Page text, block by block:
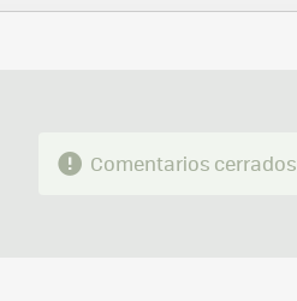
FACEBOOK
TWITTERFLIPBOARD
E-
WHATSAPP
Comentarios cerrados